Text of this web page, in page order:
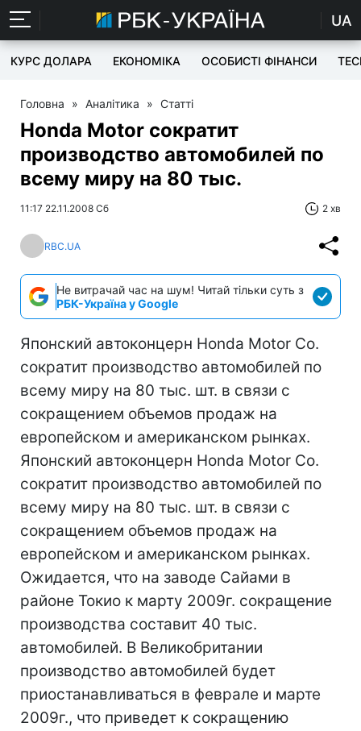
UA
КУРС ДОЛАРА ЕКОНОМІКА ОСОБИСТІ ФІНАНСИ
Головна » Аналітика » Статті
Honda Motor сократит
производство автомобилей по
всему миру на 80 тыс.
11:17 22.11.2008 Сб 2 хв
RBC.UA
Не витрачай час на шум! Читай тільки суть з
РБК-Україна у Google
Японский автоконцерн Honda Motor Co.
сократит производство автомобилей по
всему миру на 80 тыс. шт. в связи с
сокращением объемов продаж на
европейском и американском рынках.
Японский автоконцерн Honda Motor Co.
сократит производство автомобилей по
всему миру на 80 тыс. шт. в связи с
сокращением объемов продаж на
европейском и американском рынках.
Ожидается, что на заводе Сайами в
районе Токио к марту 2009г. сокращение
производства составит 40 тыс.
автомобилей. В Великобритании
производство автомобилей будет
приостанавливаться в феврале и марте
2009г., что приведет к сокращению